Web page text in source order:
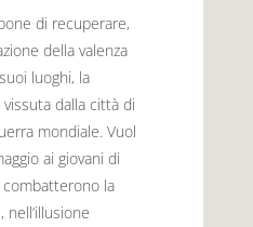
di recuperare,
della valenza
luoghi, la
dalla città di
mondiale. Vuol
ai giovani di
la
nell’illusione